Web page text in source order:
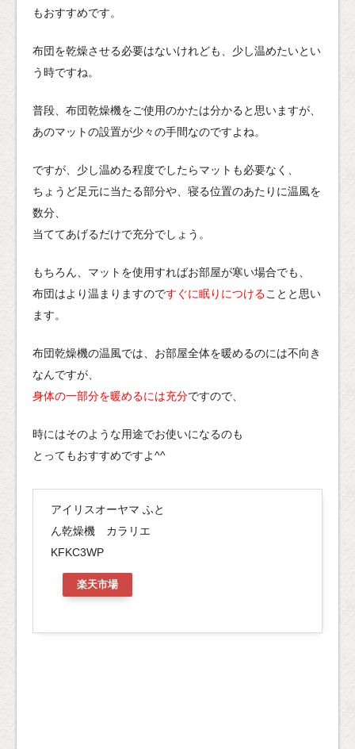
もおすすめです。
布団を乾燥させる必要はないけれども、少し温めたいとい
う時ですね。
普段、布団乾燥機をご使用のかたは分かると思いますが、
あのマットの設置が少々の手間なのですよね。
ですが、少し温める程度でしたらマットも必要なく、
ちょうど足元に当たる部分や、寝る位置のあたりに温風を
数分、
当ててあげるだけで充分でしょう。
もちろん、マットを使用すればお部屋が寒い場合でも、
布団はより温まりますのですぐに眠りにつけることと思い
ます。
布団乾燥機の温風では、お部屋全体を暖めるのには不向き
なんですが、
身体の一部分を暖めるには充分ですので、
時にはそのような用途でお使いになるのも
とってもおすすめですよ^^
アイリスオーヤマ ふと
ん乾燥機 カラリエ
KFKC3WP
楽天市場